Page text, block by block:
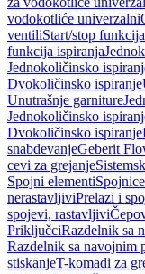
vodokotliće univerzalni
ventiliStart/stop
funkcija ispiranja
Jednokoličinsko
Dvokoličinsko ispiranje
Unutrašnje garniture
Jednokoličinsko
Dvokoličinsko ispiranje
snabdevanjeGeberit
cevi za grejanje
Spojni elementiSpojnice
nerastavljiviPrelazi i
spojevi, rastavljivi
PriključciRazdelnik sa
Razdelnik sa navojnim
stiskanjeT-komadi za